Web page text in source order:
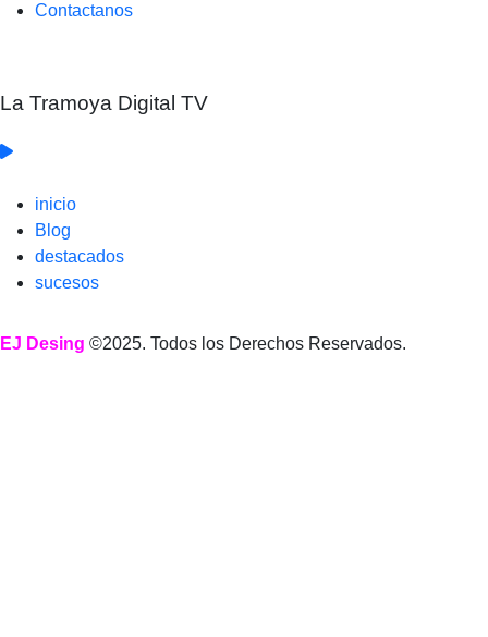
Contactanos
La Tramoya Digital TV
inicio
Blog
destacados
sucesos
EJ Desing ©2025. Todos los Derechos Reservados.